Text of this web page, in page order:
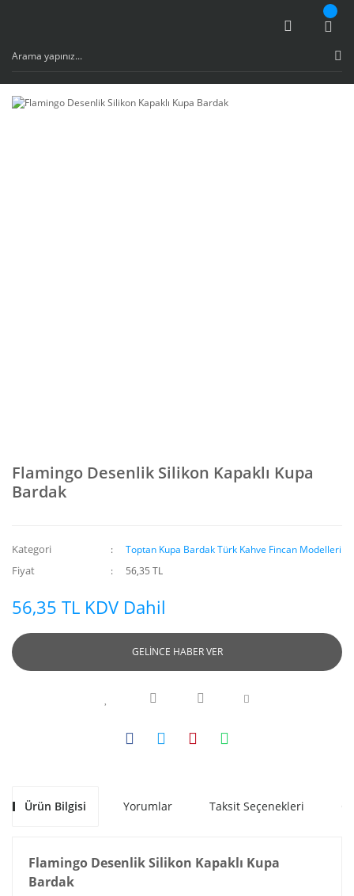
Flamingo Desenlik Silikon Kapaklı Kupa
Bardak
Kategori Toptan Kupa Bardak Türk Kahve Fincan Modelleri
Fiyat 56,35 TL
56,35 TL KDV Dahil
GELİNCE HABER VER
Ürün Bilgisi Yorumlar Taksit Seçenekleri
Flamingo Desenlik Silikon Kapaklı Kupa
Bardak